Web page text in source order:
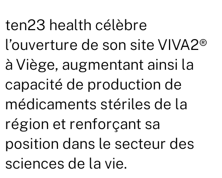
ten23 health célèbre
l’ouverture de son site VIVA2®
à Viège, augmentant ainsi la
capacité de production de
médicaments stériles de la
région et renforçant sa
position dans le secteur des
sciences de la vie.